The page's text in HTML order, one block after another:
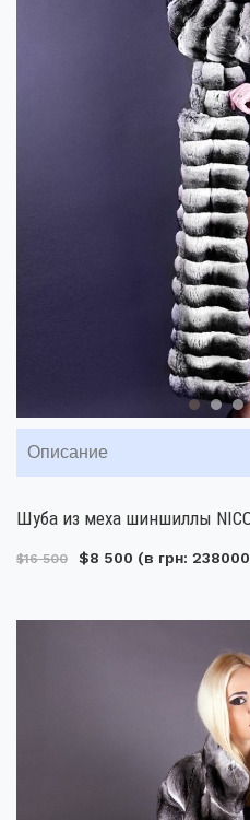
Описание
Шуба из меха шиншиллы
$16 500 $8 500 (в грн: